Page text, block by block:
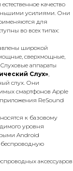
качество
усилиями. Они
для
во всех типах:
широкой
сверхмощные,
аппараты
Слух»,
слух. Они
смартфонов Apple
ReSound
к базовому
уровня
Android
беспроводную
аксессуаров